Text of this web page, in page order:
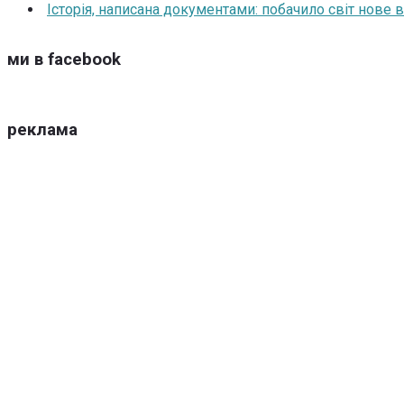
Історія, написана документами: побачило світ
ми в facebook
реклама